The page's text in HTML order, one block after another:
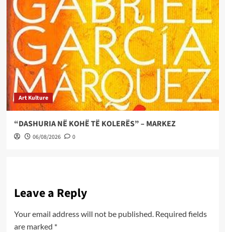
Art Kulture
“DASHURIA NË KOHË TË KOLERËS” – MARKEZ
06/08/2026 0
Leave a Reply
Your email address will not be published. Required fields
are marked *